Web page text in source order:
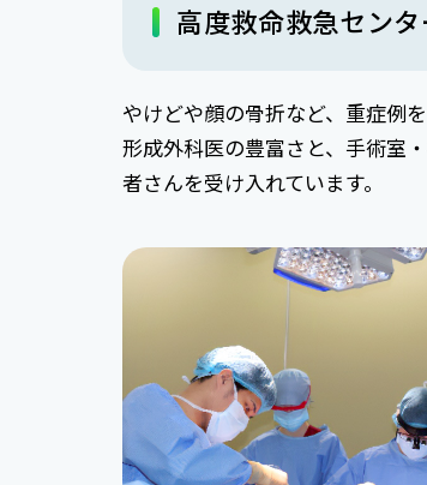
高度救命救急セン
やけどや顔の骨折など、重症例
形成外科医の豊富さと、手術室
者さんを受け入れています。